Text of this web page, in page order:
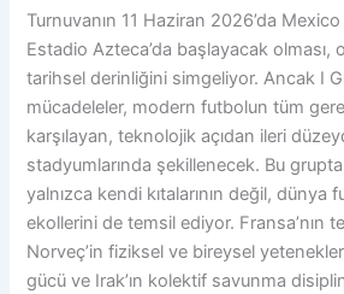
Turnuvanın 11 Haziran 2026’da
Estadio Azteca’da başlayacak olması,
tarihsel derinliğini simgeliyor. Ancak I
mücadeleler, modern futbolun tüm
karşılayan, teknolojik açıdan ileri
stadyumlarında şekillenecek. Bu
yalnızca kendi kıtalarının değil, dünya
ekollerini de temsil ediyor. Fransa’nın
Norveç’in fiziksel ve bireysel
gücü ve Irak’ın kolektif savunma